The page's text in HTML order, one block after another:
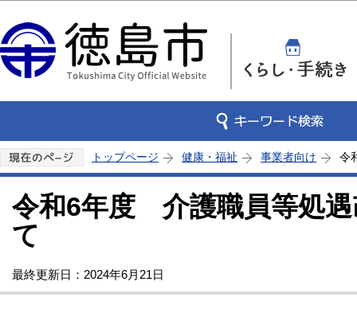
トップページ 健康・福祉 事業者向け 令
令和6年度 介護職員等処遇
て
最終更新日：2024年6月21日